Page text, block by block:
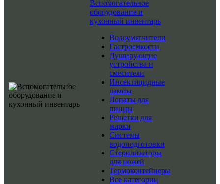
Вспомогательное
оборудование и
кухонный инвентарь
Водоумягчители
Гастроемкости
Душирующие
устройства и
смесители
Инсектицидные
лампы
Лопаты для
пиццы
Решетки для
жарки
Системы
водоподготовки
Стерилизаторы
для ножей
Термоконтейнеры
Все категории